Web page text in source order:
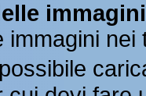
immagini